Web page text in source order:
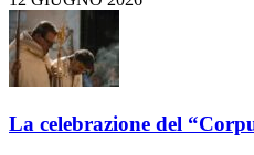
La celebrazione del